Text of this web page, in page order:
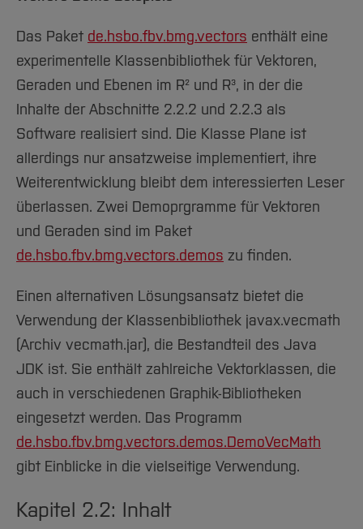
Arbeiten im FB G
Forschung und Projekte
International
Team
Service
Studieninteressierte
Studium
Fachgruppen
Forschung und Entwicklung
Team
Service
Amtliche Bekanntmachungen
Notfall-Infos
BO Shop
Gleichstellung
Diskriminierungsfreie Hochschule
Vertretungen
Hochschulkommunikation
International Office
qed-Stiftung
Zentrale Studienberatung
Das Paket de.hsbo.fbv.bmg.vectors enthält eine
experimentelle Klassenbibliothek für Vektoren,
Geraden und Ebenen im R² und R³, in der die
Inhalte der Abschnitte 2.2.2 und 2.2.3 als
Software realisiert sind. Die Klasse Plane ist
allerdings nur ansatzweise implementiert, ihre
Weiterentwicklung bleibt dem interessierten Leser
überlassen. Zwei Demoprgramme für Vektoren
und Geraden sind im Paket
de.hsbo.fbv.bmg.vectors.demos zu finden.
Einen alternativen Lösungsansatz bietet die
Verwendung der Klassenbibliothek javax.vecmath
(Archiv vecmath.jar), die Bestandteil des Java
JDK ist. Sie enthält zahlreiche Vektorklassen, die
auch in verschiedenen Graphik-Bibliotheken
eingesetzt werden. Das Programm
de.hsbo.fbv.bmg.vectors.demos.DemoVecMath
gibt Einblicke in die vielseitige Verwendung.
Kapitel 2.2: Inhalt